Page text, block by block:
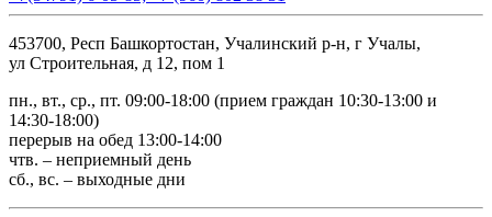
453700, Респ Башкортостан, Учалинский р-н, г Учалы,
ул Строительная, д 12, пом 1
пн., вт., ср., пт. 09:00-18:00 (прием граждан 10:30-13:00 и
14:30-18:00)
перерыв на обед 13:00-14:00
чтв. – неприемный день
сб., вс. – выходные дни